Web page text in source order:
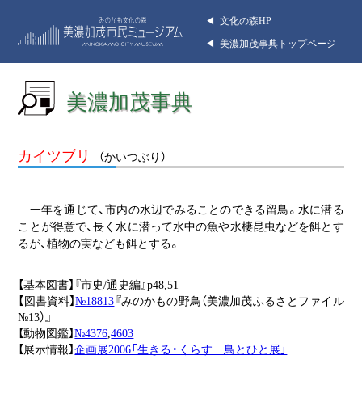
◀︎ 文化の森HP
◀︎ 美濃加茂事典トップページ
美濃加茂事典
カイツブリ （かいつぶり）
一年を通じて、市内の水辺でみることのできる留鳥。水に潜る
ことが得意で、長く水に潜って水中の魚や水棲昆虫などを餌とす
るが、植物の実なども餌とする。
【基本図書】『市史/通史編』p48,51
【図書資料】№18813『みのかもの野鳥（美濃加茂ふるさとファイル
№13）』
【動物図鑑】№4376,4603
【展示情報】企画展2006「生きる・くらす 鳥とひと展」